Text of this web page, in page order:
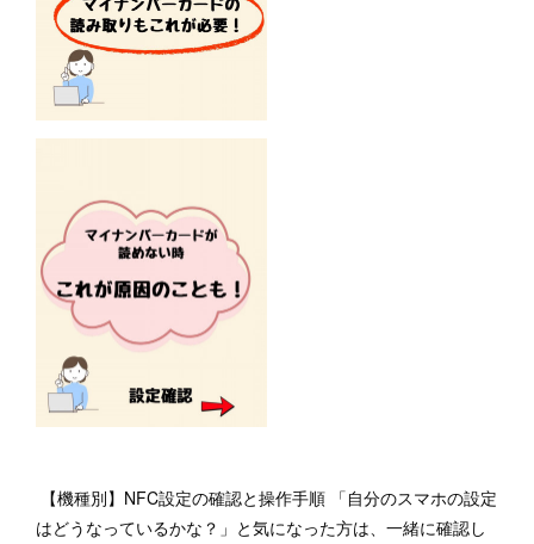
【機種別】NFC設定の確認と操作手順 「自分のスマホの設定
はどうなっているかな？」と気になった方は、一緒に確認し